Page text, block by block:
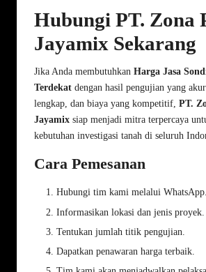
Hubungi PT. Zona
Jayamix Sekarang
Jika Anda membutuhkan Harga Jasa
Terdekat dengan hasil pengujian yang
lengkap, dan biaya yang kompetitif, PT.
Jayamix siap menjadi mitra terpercaya
kebutuhan investigasi tanah di seluruh
Cara Pemesanan
Hubungi tim kami melalui WhatsApp.
Informasikan lokasi dan jenis proyek.
Tentukan jumlah titik pengujian.
Dapatkan penawaran harga terbaik.